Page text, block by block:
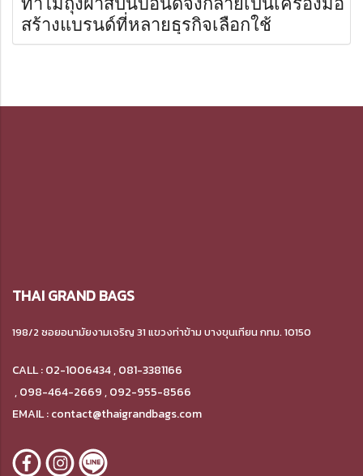
สร้างแบรนด์ที่หลายธุรกิจเลือกใช้
THAI GRAND BAGS
198/2 ซอยอนามัยงามเจริญ 31 แขวงท่าข้าม บางขุนเทียน กทม. 10150
CALL : 02-1006434 , 081-3381166
,098-464-2669 , 092-955-8566
EMAIL : contact@thaigrandbags.com